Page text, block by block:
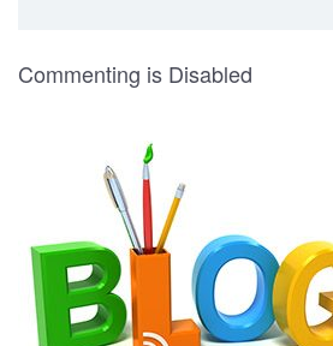
Commenting is Disabled